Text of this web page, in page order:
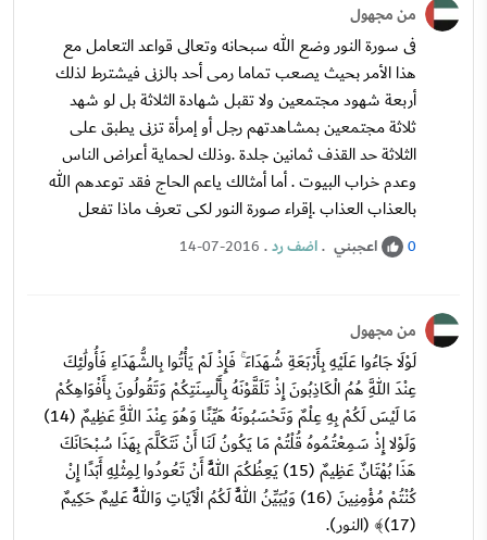
من مجهول
فى سورة النور وضع الله سبحانه وتعالى قواعد التعامل مع
هذا الأمر بحيث يصعب تماما رمى أحد بالزنى فيشترط لذلك
أربعة شهود مجتمعين ولا تقبل شهادة الثلاثة بل لو شهد
ثلاثة مجتمعين بمشاهدتهم رجل أو إمرأة تزنى يطبق على
الثلاثة حد القذف ثمانين جلدة .وذلك لحماية أعراض الناس
وعدم خراب البيوت . أما أمثالك ياعم الحاج فقد توعدهم الله
بالعذاب العذاب .إقراء صورة النور لكى تعرف ماذا تفعل
0 اعجبني .اضف رد.
14-07-2016
من مجهول
لَوْلَا جَاءُوا عَلَيْهِ بِأَرْبَعَةِ شُهَدَاءَ ۚ فَإِذْ لَمْ يَأْتُوا بِالشُّهَدَاءِ فَأُولَٰئِكَ
عِنْدَ اللَّهِ هُمُ الْكَاذِبُونَ إِذْ تَلَقَّوْنَهُ بِأَلْسِنَتِكُمْ وَتَقُولُونَ بِأَفْوَاهِكُمْ
مَا لَيْسَ لَكُمْ بِهِ عِلْمٌ وَتَحْسَبُونَهُ هَيِّنًا وَهُوَ عِنْدَ اللَّهِ عَظِيمٌ (14)
وَلَوْلا إِذْ سَمِعْتُمُوهُ قُلْتُمْ مَا يَكُونُ لَنَا أَنْ نَتَكَلَّمَ بِهَذَا سُبْحَانَكَ
هَذَا بُهْتَانٌ عَظِيمٌ (15) يَعِظُكُمَ اللَّهُ أَنْ تَعُودُوا لِمِثْلِهِ أَبَدًا إِنْ
كُنْتُمْ مُؤْمِنِينَ (16) وَيُبَيِّنُ اللَّهُ لَكُمُ الْآَيَاتِ وَاللَّهُ عَلِيمٌ حَكِيمٌ
(17)﴾ (النور).